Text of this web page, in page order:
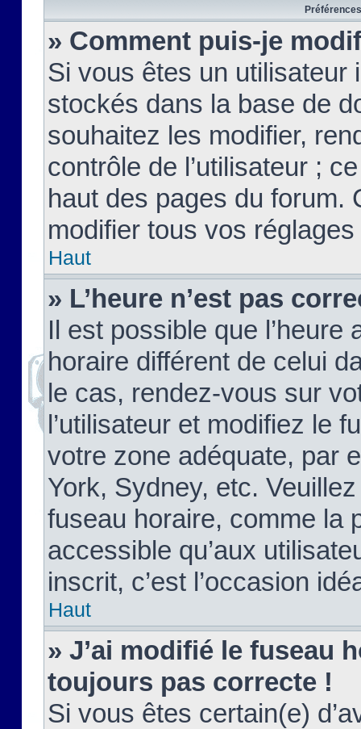
» Comment puis-je
Si vous êtes un
stockés dans la base de
souhaitez les modifier,
contrôle de l’utilisateur ;
haut des pages du forum.
modifier tous vos
Haut
» L’heure n’est pas
Il est possible que
horaire différent de celui
le cas, rendez-vous sur
l’utilisateur et modifiez le
votre zone adéquate, par
York, Sydney, etc.
fuseau horaire, comme la
accessible qu’aux
inscrit, c’est l’occasion
Haut
» J’ai modifié le fuseau
toujours pas correcte !
Si vous êtes certain(e)